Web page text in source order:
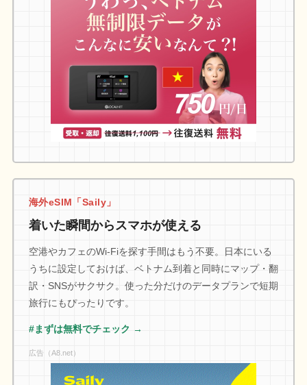
海外eSIM「Saily」
着いた瞬間からスマホが使える
空港やカフェのWi-Fiを探す手間はもう不要。日本にいる
うちに設定しておけば、ベトナム到着と同時にマップ・翻
訳・SNSがサクサク。使った分だけのデータプランで短期
旅行にもぴったりです。
#まずは無料でチェック →
広告（A8.net）